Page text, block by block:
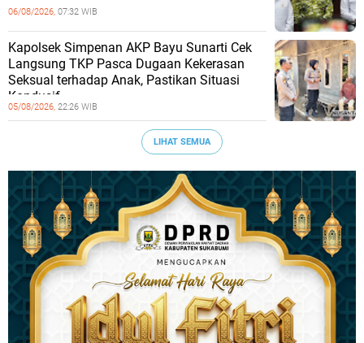
06/08/2026, 07:32 WIB
Kapolsek Simpenan AKP Bayu Sunarti Cek
Langsung TKP Pasca Dugaan Kekerasan
Seksual terhadap Anak, Pastikan Situasi
Kondusif
05/08/2026, 22:26 WIB
LIHAT SEMUA